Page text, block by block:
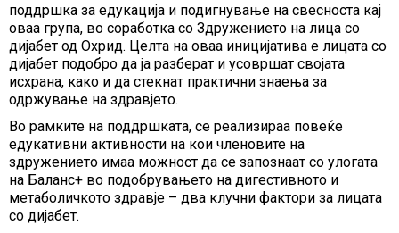
поддршка за едукација и подигнување на свесноста кај
оваа група, во соработка со Здружението на лица со
дијабет од Охрид. Целта на оваа иницијатива е лицата со
дијабет подобро да ја разберат и усовршат својата
исхрана, како и да стекнат практични знаења за
одржување на здравјето.
Во рамките на поддршката, се реализираа повеќе
едукативни активности на кои членовите на
здружението имаа можност да се запознаат со улогата
на Баланс+ во подобрувањето на дигестивното и
метаболичкото здравје – два клучни фактори за лицата
со дијабет.